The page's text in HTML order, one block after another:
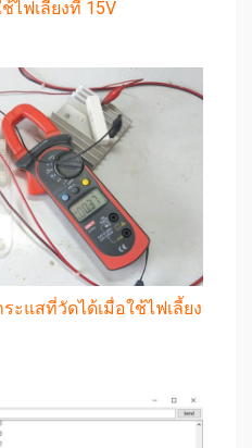
ไฟเลี้ยงที่ 15V
ะแสที่วัดได้เมื่อใช้ไฟเลี้ยง